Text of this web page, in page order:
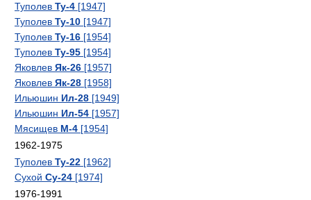
Туполев Ту-4 [1947]
Туполев Ту-10 [1947]
Туполев Ту-16 [1954]
Туполев Ту-95 [1954]
Яковлев Як-26 [1957]
Яковлев Як-28 [1958]
Ильюшин Ил-28 [1949]
Ильюшин Ил-54 [1957]
Мясищев М-4 [1954]
1962-1975
Туполев Ту-22 [1962]
Сухой Су-24 [1974]
1976-1991